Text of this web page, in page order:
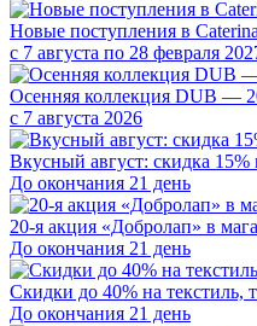
Новые поступления в
с 7 августа по 28 февраля
Осенняя коллекция DUB —
с 7 августа 2026
Вкусный август: скидка
До окончания 21 день
20-я акция «Добролап» в
До окончания 21 день
Скидки до 40% на текстиль,
До окончания 21 день